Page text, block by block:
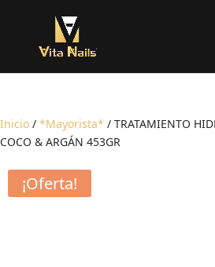
Inicio / *Mayorista* / TRATAMIENTO
COCO & ARGÁN 453GR
¡Oferta!